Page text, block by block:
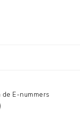
de E-nummers